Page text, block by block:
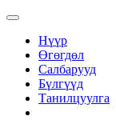
Нүүр
Өгөгдөл
Салбарууд
Бүлгүүд
Танилцуулга